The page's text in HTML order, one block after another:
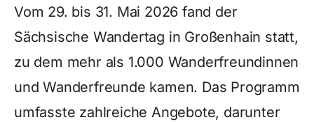
Vom 29. bis 31. Mai 2026 fand der
Sächsische Wandertag in Großenhain statt,
zu dem mehr als 1.000 Wanderfreundinnen
und Wanderfreunde kamen. Das Programm
umfasste zahlreiche Angebote, darunter